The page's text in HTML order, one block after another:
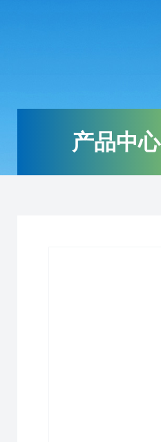
产品中心